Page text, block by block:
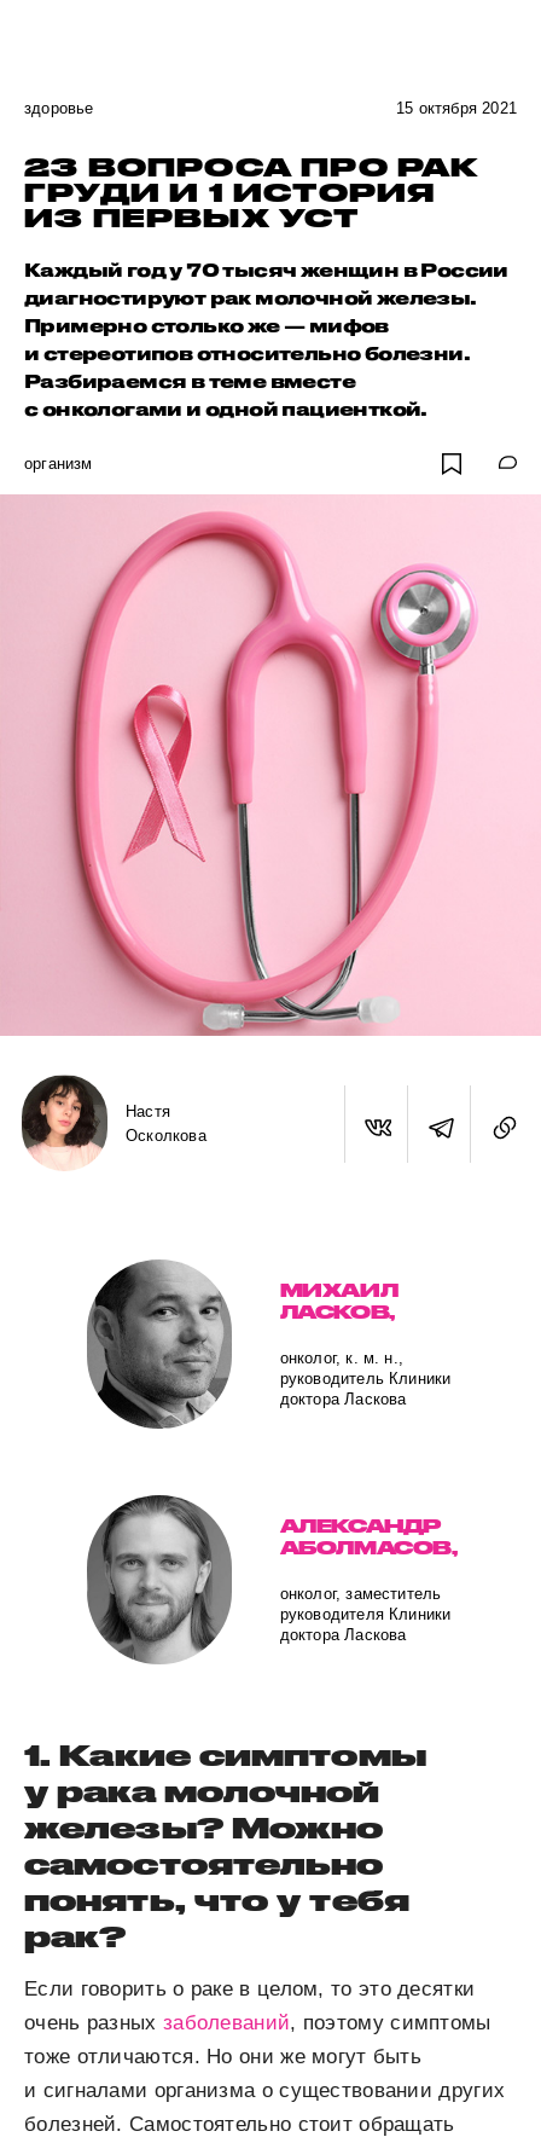
здоровье 15 октября 2021
23 ВОПРОСА ПРО РАК
ГРУДИ И 1 ИСТОРИЯ
ИЗ ПЕРВЫХ УСТ
Каждый год у 70 тысяч женщин в России
диагностируют рак молочной железы.
Примерно столько же — мифов
и стереотипов относительно болезни.
Разбираемся в теме вместе
с онкологами и одной пациенткой.
организм
Настя
Осколкова
МИХАИЛ
ЛАСКОВ,
онколог, к. м. н.,
руководитель Клиники
доктора Ласкова
АЛЕКСАНДР
АБОЛМАСОВ,
онколог, заместитель
руководителя Клиники
доктора Ласкова
1. Какие симптомы
у рака молочной
железы? Можно
самостоятельно
понять, что у тебя
рак?
Если говорить о раке в целом, то это десятки
очень разных заболеваний, поэтому симптомы
тоже отличаются. Но они же могут быть
и сигналами организма о существовании других
болезней. Самостоятельно стоит обращать